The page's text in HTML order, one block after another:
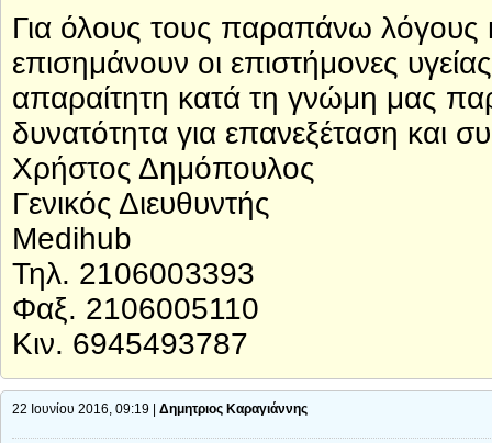
Για όλους τους παραπάνω λόγους
επισημάνουν οι επιστήμονες
απαραίτητη κατά τη γνώμη μας
δυνατότητα για επανεξέταση και
Χρήστος Δημόπουλος
Γενικός Διευθυντής
Medihub
Τηλ. 2106003393
Φαξ. 2106005110
Κιν. 6945493787
22 Ιουνίου 2016, 09:19 | Δημητριος Καραγιάννης